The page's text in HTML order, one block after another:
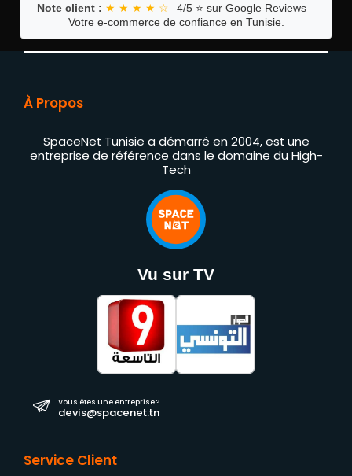
Note client : ★ ★ ★ ★ ☆
4/5 ⭐ sur Google Reviews –
Votre e-commerce de confiance en Tunisie.
À Propos
SpaceNet Tunisie a démarré en 2004, est une
entreprise de référence dans le domaine du High-
Tech
Vu sur TV
Vous êtes une entreprise ?
devis@spacenet.tn
Service Client